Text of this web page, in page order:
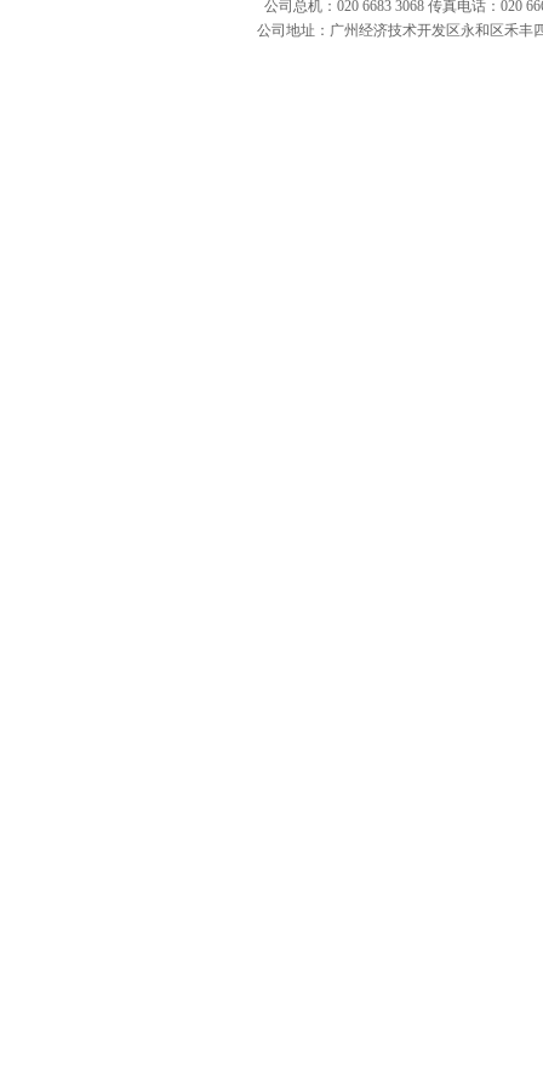
公司总机：020 6683 3068 传真电话：020
公司地址：广州经济技术开发区永和区禾丰